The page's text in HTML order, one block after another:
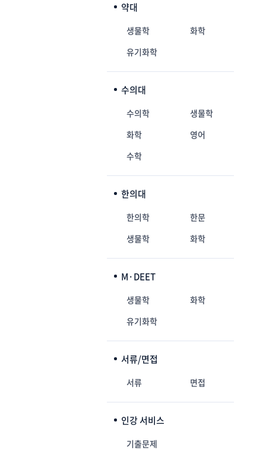
약대
생물학
화학
유기화학
수의대
수의학
생물학
화학
영어
수학
한의대
한의학
한문
생물학
화학
M·DEET
생물학
화학
유기화학
서류/면접
서류 면접
인강 서비스
기출문제